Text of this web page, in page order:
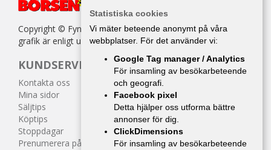
Copyright © Fyndbörsen. All kopiering av texter, bilder eller
grafik är enligt upphovsrättslagen förbjuden.
KUNDSERVICE
Kontakta oss
Mina sidor
Säljtips
Köptips
Stoppdagar
Prenumerera på tidningen
Statistiska cookies
Vi mäter beteende anonymt på våra
webbplatser. För det använder vi:
Google Tag manager / Analytics
För insamling av besökarbeteende
och geografi.
Facebook pixel
Detta hjälper oss utforma bättre
annonser för dig.
ClickDimensions
För insamling av besökarbeteende